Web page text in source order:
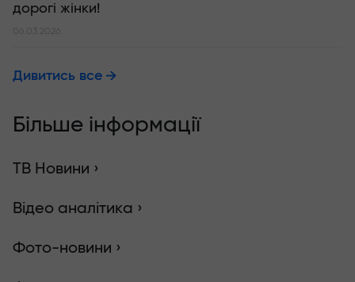
дорогі жінки!
06.03.2026
Дивитись все
Більше інформації
ТВ Новини ›
Відео аналітика ›
Фото-новини ›